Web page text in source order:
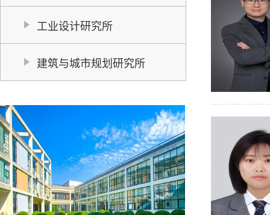
工业设计研究所
建筑与城市规划研究所